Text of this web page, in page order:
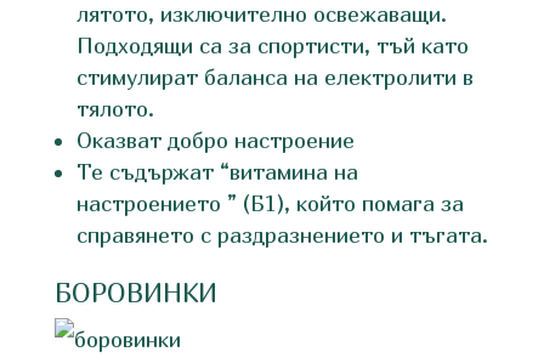
лятото, изключително освежаващи.
Подходящи са за спортисти, тъй като
стимулират баланса на електролити в
тялото.
Оказват добро настроение
Те съдържат “витамина на
настроението ” (Б1), който помага за
справянето с раздразнението и тъгата.
БОРОВИНКИ